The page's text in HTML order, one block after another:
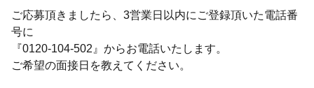
ご応募頂きましたら、3営業日以内にご登録頂いた電話番
号に
『0120-104-502』からお電話いたします。
ご希望の面接日を教えてください。